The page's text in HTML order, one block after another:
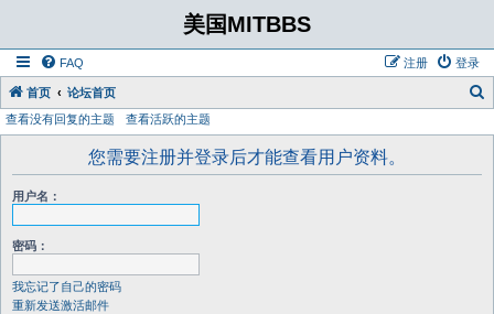
美国MITBBS
FAQ 登录
注册
首页 论坛首页
查看没有回复的主题 查看活跃的主题
您需要注册并登录后才能查看用户资料。
用户名：
密码：
我忘记了自己的密码
重新发送激活邮件